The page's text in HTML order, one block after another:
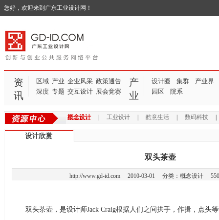
您好，欢迎来到广东工业设计网！
资
讯
区域 产业 企业风采 政策通告
深度 专题 交互设计 展会竞赛
产
业
设计圈 集群
产业界
园区
院系
概念设计| 工业设计| 酷意生活| 数码科技
设计欣赏
双头茶壶
http://www.gd-id.com2010-03-01 分类：概念设计
双头茶壶，是设计师Jack Craig根据人们之间拱手，作揖，点头